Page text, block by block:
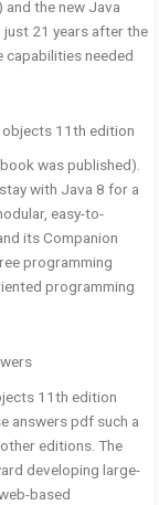
the new Java
21 years after the
needed
11th edition
was published).
with Java 8 for a
easy-to-
its Companion
programming
programming
11th edition
answers pdf such a
editions. The
developing large-
based